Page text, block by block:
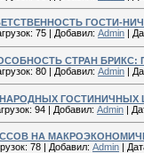
ГОСТИ-
75 Добавил: Admin
СТРАН
80 | Добавил: Admin |
ГОСТИНИЧНЫХ
94 | Добавил: Admin |
НА
78 Добавил: Admin